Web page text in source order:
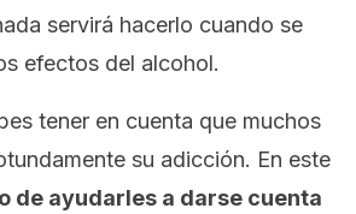
servirá hacerlo cuando se
efectos del alcohol.
tener en cuenta que muchos
su adicción. En este
de ayudarles a darse cuenta